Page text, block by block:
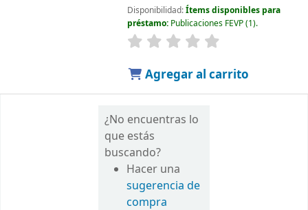
Disponibilidad:Ítems disponibles para
préstamo: Publicaciones FEVP(1).
Agregar al carrito
¿No encuentras lo
que estás
buscando?
Hacer una
sugerencia de
compra